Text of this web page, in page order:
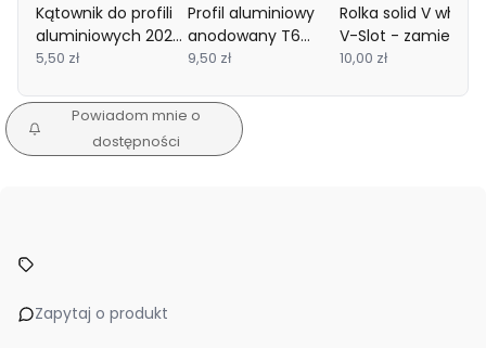
Kątownik do profili
aluminiowych 2020
+ śrubki i nakrętki
5,50 zł
Profil aluminiowy
anodowany T6
2020 240mm
9,50 zł
Rolka solid V wheel
V-Slot - zamiennik
10,00 zł
Powiadom mnie o
dostępności
Zapytaj o produkt